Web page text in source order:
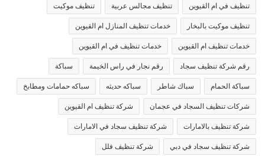
تنظيف في ام القيوين تنظيف مجالس عربية تنظيف موكيت
تنظيف موكيت بالبخار خدمات تنظيف المنازل ام القيوين
خدمات تنظيف ام القيوين خدمات تنظيف في ام القيوين
رقم شركة تنظيف سجاد رقم نجار في راس الخيمة سباكة
سباكة الحمام سباك شاطر سباكه حديثه سباكه حمامات ومطابخ
شركات تنظيف السجاد في عجمان شركة تنظيف ام القيوين
شركة تنظيف بالامارات شركة تنظيف سجاد في الامارات
شركة تنظيف سجاد في دبي شركة تنظيف فلل